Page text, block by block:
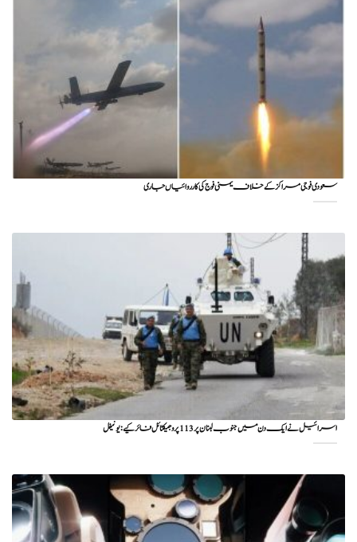
سعودی فوجی مراکز کے خلاف یمنی فوج کی کارروائیاں جاری
اسرائیل نے ایک دن میں جنوب لبنان پر 113 پروجیکٹائل فائر کیے: یونیفل